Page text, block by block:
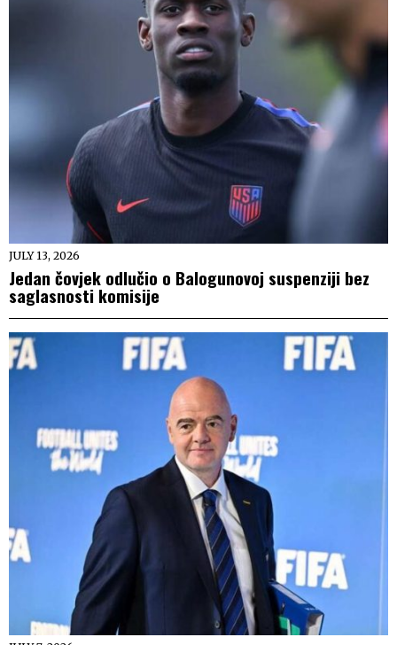
JULY 13, 2026
Jedan čovjek odlučio o Balogunovoj suspenziji bez
saglasnosti komisije